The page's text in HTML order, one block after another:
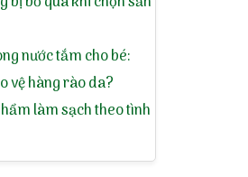
nước tắm cho bé:
vệ hàng rào da?
làm sạch theo tình